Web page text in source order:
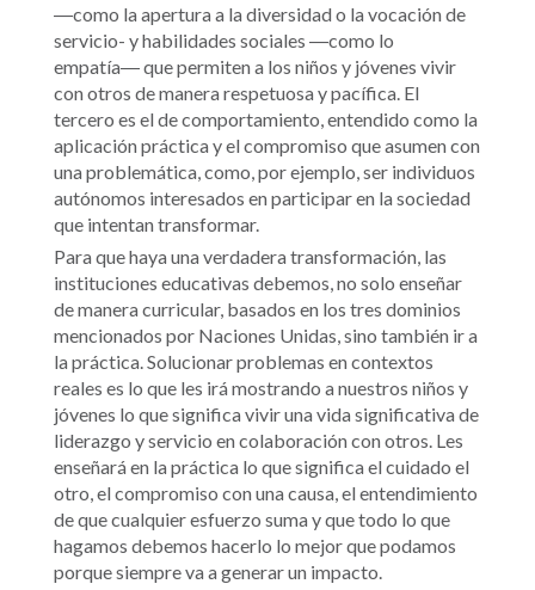
―como la apertura a la diversidad o la vocación de
servicio- y habilidades sociales ―como lo
empatía― que permiten a los niños y jóvenes vivir
con otros de manera respetuosa y pacífica. El
tercero es el de comportamiento, entendido como la
aplicación práctica y el compromiso que asumen con
una problemática, como, por ejemplo, ser individuos
autónomos interesados en participar en la sociedad
que intentan transformar.
Para que haya una verdadera transformación, las
instituciones educativas debemos, no solo enseñar
de manera curricular, basados en los tres dominios
mencionados por Naciones Unidas, sino también ir a
la práctica. Solucionar problemas en contextos
reales es lo que les irá mostrando a nuestros niños y
jóvenes lo que significa vivir una vida significativa de
liderazgo y servicio en colaboración con otros. Les
enseñará en la práctica lo que significa el cuidado el
otro, el compromiso con una causa, el entendimiento
de que cualquier esfuerzo suma y que todo lo que
hagamos debemos hacerlo lo mejor que podamos
porque siempre va a generar un impacto.